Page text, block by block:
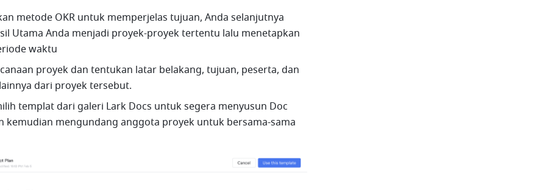
metode OKR untuk memperjelas tujuan, Anda selanjutnya
Utama Anda menjadi proyek-proyek tertentu lalu menetapkan
waktu
proyek dan tentukan latar belakang, tujuan, peserta, dan
dari proyek tersebut.
templat dari galeri Lark Docs untuk segera menyusun Doc
kemudian mengundang anggota proyek untuk bersama-sama